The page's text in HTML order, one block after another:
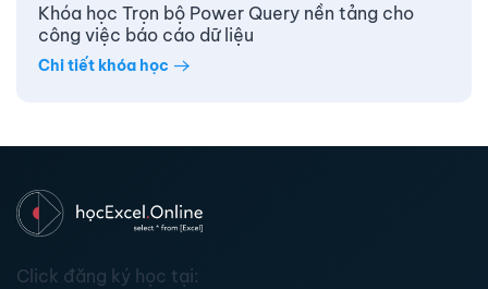
Khóa học Trọn bộ Power Query nền tảng cho
công việc báo cáo dữ liệu
Chi tiết khóa học
Click đăng ký học tại: